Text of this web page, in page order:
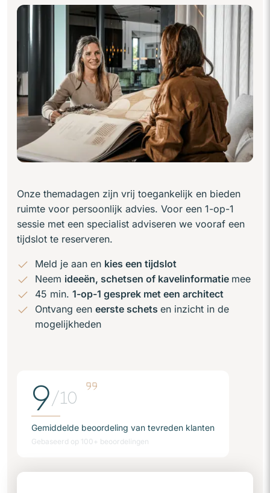
Onze themadagen zijn vrij toegankelijk en bieden
ruimte voor persoonlijk advies. Voor een 1-op-1
sessie met een specialist adviseren we vooraf een
tijdslot te reserveren.
Meld je aan en kies een tijdslot
Neem ideeën, schetsen of kavelinformatie mee
45 min. 1-op-1 gesprek met een architect
Ontvang een eerste schets en inzicht in de
mogelijkheden
9/10
Gemiddelde beoordeling van tevreden klanten
Gebaseerd op 100+ beoordelingen